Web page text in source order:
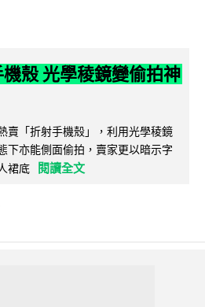
殼 光學稜鏡變偷拍神
賣「折射手機殼」，利用光學稜鏡
下亦能側面偷拍，賣家更以暗示字
裙底 閱讀全文